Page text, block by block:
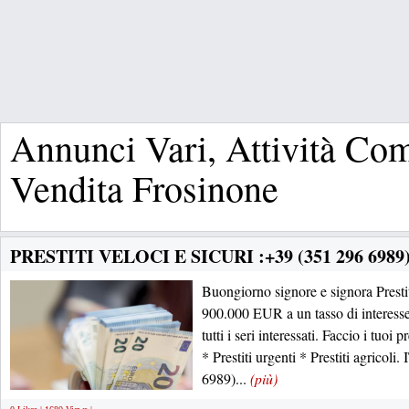
Annunci Vari, Attività
Vendita Frosinone
PRESTITI VELOCI E SICURI :+39 (351 296
Buongiorno signore e signora
900.000 EUR a un tasso di
tutti i seri interessati. Faccio i tuoi
* Prestiti urgenti * Prestiti agricoli.
6989)... (più)